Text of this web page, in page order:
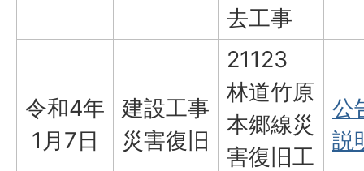
去工事
令和4年
1月7日
建設工事
災害復旧
21123
林道竹原
本郷線災
害復旧工
公
説